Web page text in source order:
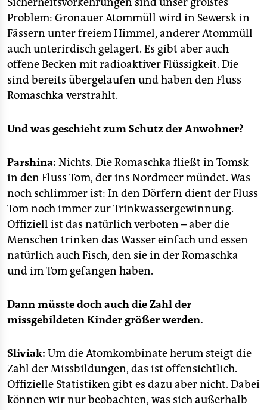
Problem: Gronauer Atommüll wird in Sewersk in
Fässern unter freiem Himmel, anderer Atommüll
auch unterirdisch gelagert. Es gibt aber auch
offene Becken mit radioaktiver Flüssigkeit. Die
sind bereits übergelaufen und haben den Fluss
Romaschka verstrahlt.
Und was geschieht zum Schutz der Anwohner?
Parshina: Nichts. Die Romaschka fließt in Tomsk
in den Fluss Tom, der ins Nordmeer mündet. Was
noch schlimmer ist: In den Dörfern dient der Fluss
Tom noch immer zur Trinkwassergewinnung.
Offiziell ist das natürlich verboten – aber die
Menschen trinken das Wasser einfach und essen
natürlich auch Fisch, den sie in der Romaschka
und im Tom gefangen haben.
Dann müsste doch auch die Zahl der
missgebildeten Kinder größer werden.
Sliviak: Um die Atomkombinate herum steigt die
Zahl der Missbildungen, das ist offensichtlich.
Offizielle Statistiken gibt es dazu aber nicht. Dabei
können wir nur beobachten, was sich außerhalb